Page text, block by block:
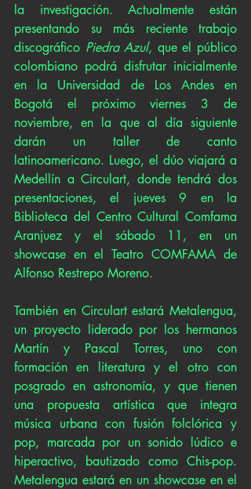
la investigación. Actualmente están
presentando su más reciente trabajo
discográfico Piedra Azul, que el público
colombiano podrá disfrutar inicialmente
en la Universidad de Los Andes en
Bogotá el próximo viernes 3 de
noviembre, en la que al día siguiente
darán un taller de canto
latinoamericano. Luego, el dúo viajará a
Medellín a Circulart, donde tendrá dos
presentaciones, el jueves 9 en la
Biblioteca del Centro Cultural Comfama
Aranjuez y el sábado 11, en un
showcase en el Teatro COMFAMA de
Alfonso Restrepo Moreno.
También en Circulart estará Metalengua,
un proyecto liderado por los hermanos
Martín y Pascal Torres, uno con
formación en literatura y el otro con
posgrado en astronomía, y que tienen
una propuesta artística que integra
música urbana con fusión folclórica y
pop, marcada por un sonido lúdico e
hiperactivo, bautizado como Chis-pop.
Metalengua estará en un showcase en el